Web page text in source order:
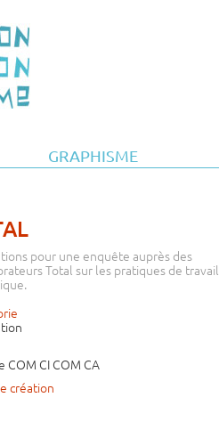
GRAPHISME
pour une enquête auprès des
Total sur les pratiques de travail
COM CI COM CA
création